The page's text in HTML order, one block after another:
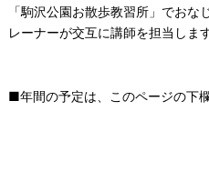
「駒沢公園お散歩教習所」でおな
レーナーが交互に講師を担当します
■年間の予定は、このページの下